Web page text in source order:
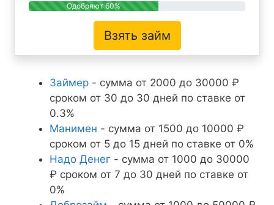
Одобряют 60%
Взять займ
Займер - сумма от 2000 до 30000 ₽
сроком от 30 до 30 дней по ставке от
0.3%
Манимен - сумма от 1500 до 10000 ₽
сроком от 5 до 15 дней по ставке от 0%
Надо Денег - сумма от 1000 до 30000
₽ сроком от 7 до 30 дней по ставке от
0%